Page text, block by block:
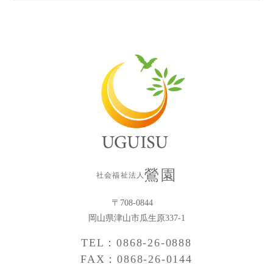
社会福祉法人鶯園
〒708-0844
岡山県津山市瓜生原337-1
TEL：0868-26-0888
FAX：0868-26-0144